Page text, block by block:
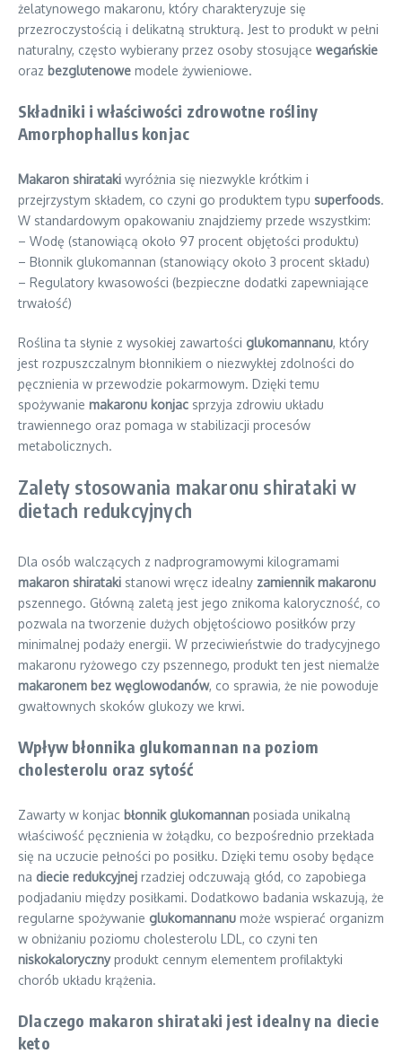
żelatynowego makaronu, który charakteryzuje się
przezroczystością i delikatną strukturą. Jest to produkt w pełni
naturalny, często wybierany przez osoby stosujące wegańskie
oraz bezglutenowe modele żywieniowe.
Składniki i właściwości zdrowotne rośliny
Amorphophallus konjac
Makaron shirataki wyróżnia się niezwykle krótkim i
przejrzystym składem, co czyni go produktem typu superfoods.
W standardowym opakowaniu znajdziemy przede wszystkim:
– Wodę (stanowiącą około 97 procent objętości produktu)
– Błonnik glukomannan (stanowiący około 3 procent składu)
– Regulatory kwasowości (bezpieczne dodatki zapewniające
trwałość)
Roślina ta słynie z wysokiej zawartości glukomannanu, który
jest rozpuszczalnym błonnikiem o niezwykłej zdolności do
pęcznienia w przewodzie pokarmowym. Dzięki temu
spożywanie makaronu konjac sprzyja zdrowiu układu
trawiennego oraz pomaga w stabilizacji procesów
metabolicznych.
Zalety stosowania makaronu shirataki w
dietach redukcyjnych
Dla osób walczących z nadprogramowymi kilogramami
makaron shirataki stanowi wręcz idealny zamiennik makaronu
pszennego. Główną zaletą jest jego znikoma kaloryczność, co
pozwala na tworzenie dużych objętościowo posiłków przy
minimalnej podaży energii. W przeciwieństwie do tradycyjnego
makaronu ryżowego czy pszennego, produkt ten jest niemalże
makaronem bez węglowodanów, co sprawia, że nie powoduje
gwałtownych skoków glukozy we krwi.
Wpływ błonnika glukomannan na poziom
cholesterolu oraz sytość
Zawarty w konjac błonnik glukomannan posiada unikalną
właściwość pęcznienia w żołądku, co bezpośrednio przekłada
się na uczucie pełności po posiłku. Dzięki temu osoby będące
na diecie redukcyjnej rzadziej odczuwają głód, co zapobiega
podjadaniu między posiłkami. Dodatkowo badania wskazują, że
regularne spożywanie glukomannanu może wspierać organizm
w obniżaniu poziomu cholesterolu LDL, co czyni ten
niskokalorycznyprodukt cennym elementem profilaktyki
chorób układu krążenia.
Dlaczego makaron shirataki jest idealny na diecie
keto